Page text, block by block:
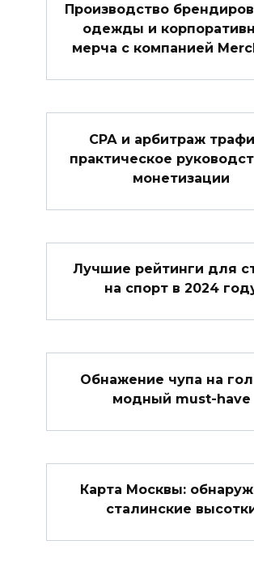
Производство
одежды и
мерча с компанией
СРА и арбитраж
практическое
монетизации
Лучшие рейтинги для
на спорт в 2024
Обнажение чупа на
модный must-have
Карта Москвы:
сталинские